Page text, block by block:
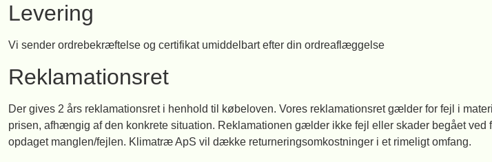
Levering
Vi sender ordrebekræftelse og certifikat umiddelbart efter din ordreaflæggelse
Reklamationsret
Der gives 2 års reklamationsret i henhold til købeloven. Vores reklamationsret gælder for fejl i
prisen, afhængig af den konkrete situation. Reklamationen gælder ikke fejl eller skader begået ved
opdaget manglen/fejlen. Klimatræ ApS vil dække returneringsomkostninger i et rimeligt omfang.